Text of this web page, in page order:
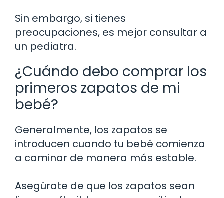
Sin embargo, si tienes
preocupaciones, es mejor consultar a
un pediatra.
¿Cuándo debo comprar los
primeros zapatos de mi
bebé?
Generalmente, los zapatos se
introducen cuando tu bebé comienza
a caminar de manera más estable.
Asegúrate de que los zapatos sean